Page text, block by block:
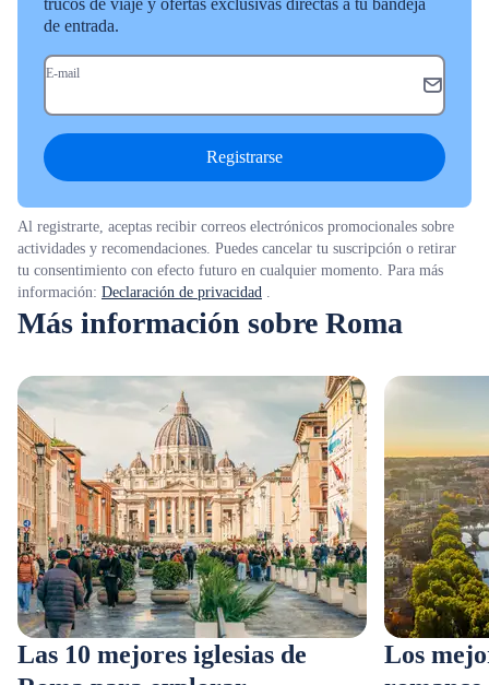
trucos de viaje y ofertas exclusivas directas a tu bandeja
de entrada.
E-mail
Registrarse
Al registrarte, aceptas recibir correos electrónicos promocionales sobre
actividades y recomendaciones. Puedes cancelar tu suscripción o retirar
tu consentimiento con efecto futuro en cualquier momento. Para más
información: Declaración de privacidad
Más información sobre Roma
Las 10 mejores iglesias de
Los